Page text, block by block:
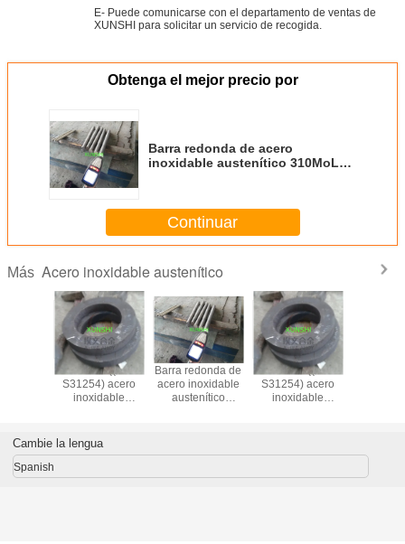
E- Puede comunicarse con el departamento de ventas de
XUNSHI para solicitar un servicio de recogida.
Obtenga el mejor precio por
Barra redonda de acero
inoxidable austenítico 310MoLN
Continuar
Más Acero inoxidable austenítico
254SMO* ((UNS
S31254) acero
inoxidable
Barra redonda de
acero inoxidable
austenítico
254SMO* ((UNS
S31254) acero
inoxidable
Cambie la lengua
Spanish